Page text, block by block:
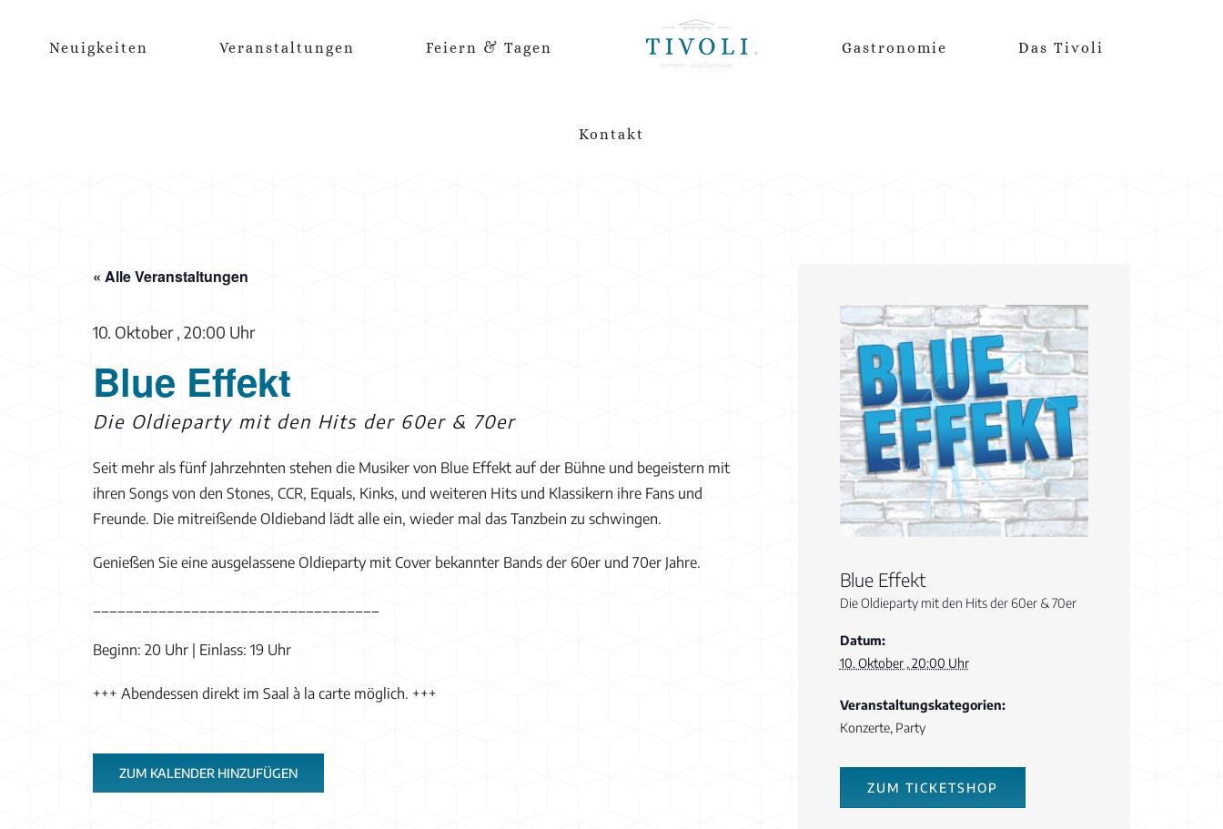
Neuigkeiten Veranstaltungen Feiern & Tagen Gastronomie Das Tivoli
Kontakt
« Alle Veranstaltungen
10. Oktober , 20:00 Uhr
Blue Effekt
Die Oldieparty mit den Hits der 60er & 70er
Seit mehr als fünf Jahrzehnten stehen die Musiker von Blue Effekt auf der Bühne und begeistern mit
ihren Songs von den Stones, CCR, Equals, Kinks, und weiteren Hits und Klassikern ihre Fans und
Freunde. Die mitreißende Oldieband lädt alle ein, wieder mal das Tanzbein zu schwingen.
Genießen Sie eine ausgelassene Oldieparty mit Cover bekannter Bands der 60er und 70er Jahre.
Beginn: 20 Uhr | Einlass: 19 Uhr
+++ Abendessen direkt im Saal à la carte möglich. +++
ZUM KALENDER HINZUFÜGEN
Blue Effekt
Die Oldieparty mit den Hits der 60er & 70er
Datum:
10. Oktober , 20:00 Uhr
Veranstaltungskategorien:
Konzerte, Party
ZUM TICKETSHOP